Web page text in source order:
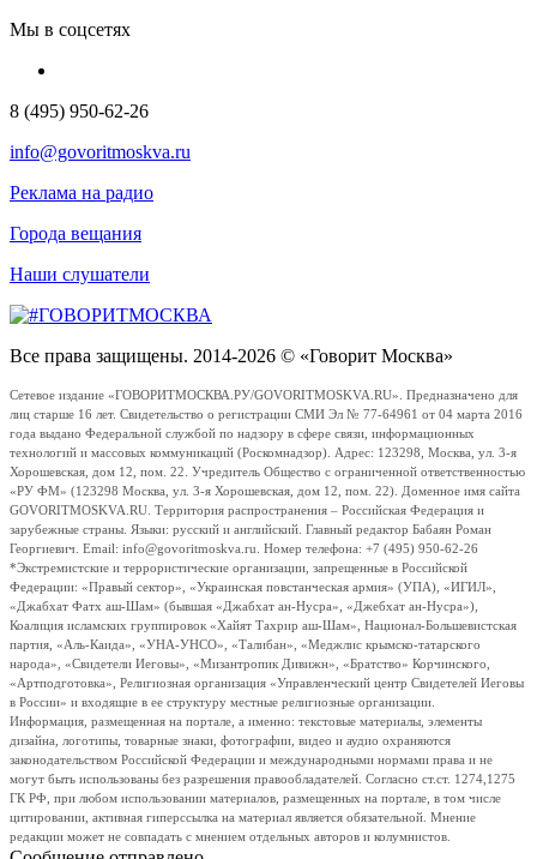
Мы в соцсетях
8 (495) 950-62-26
info@govoritmoskva.ru
Реклама на радио
Города вещания
Наши слушатели
Все права защищены. 2014-2026 © «Говорит Москва»
Сетевое издание «ГОВОРИТМОСКВА.РУ/GOVORITMOSKVA.RU». Предназначено для
лиц старше 16 лет. Свидетельство о регистрации СМИ Эл № 77-64961 от 04 марта 2016
года выдано Федеральной службой по надзору в сфере связи, информационных
технологий и массовых коммуникаций (Роскомнадзор). Адрес: 123298, Москва, ул. 3-я
Хорошевская, дом 12, пом. 22. Учредитель Общество с ограниченной ответственностью
«РУ ФМ» (123298 Москва, ул. 3-я Хорошевская, дом 12, пом. 22). Доменное имя сайта
GOVORITMOSKVA.RU. Территория распространения – Российская Федерация и
зарубежные страны. Языки: русский и английский. Главный редактор Бабаян Роман
Георгиевич. Email: info@govoritmoskva.ru. Номер телефона: +7 (495) 950-62-26
*Экстремистские и террористические организации, запрещенные в Российской
Федерации: «Правый сектор», «Украинская повстанческая армия» (УПА), «ИГИЛ»,
«Джабхат Фатх аш-Шам» (бывшая «Джабхат ан-Нусра», «Джебхат ан-Нусра»),
Коалиция исламских группировок «Хайят Тахрир аш-Шам», Национал-Большевистская
партия, «Аль-Каида», «УНА-УНСО», «Талибан», «Меджлис крымско-татарского
народа», «Свидетели Иеговы», «Мизантропик Дивижн», «Братство» Корчинского,
«Артподготовка», Религиозная организация «Управленческий центр Свидетелей Иеговы
в России» и входящие в ее структуру местные религиозные организации.
Информация, размещенная на портале, а именно: текстовые материалы, элементы
дизайна, логотипы, товарные знаки, фотографии, видео и аудио охраняются
законодательством Российской Федерации и международными нормами права и не
могут быть использованы без разрешения правообладателей. Согласно ст.ст. 1274,1275
ГК РФ, при любом использовании материалов, размещенных на портале, в том числе
цитировании, активная гиперссылка на материал является обязательной. Мнение
редакции может не совпадать с мнением отдельных авторов и колумнистов.